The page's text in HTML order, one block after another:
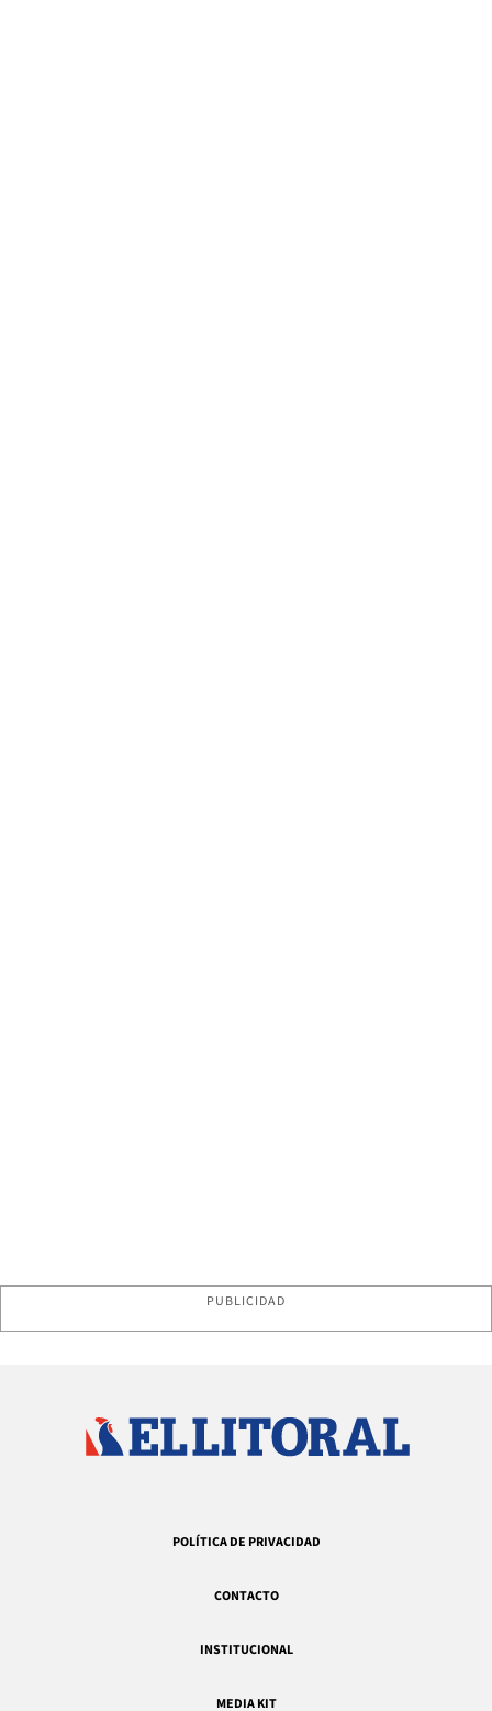
PUBLICIDAD
POLÍTICA DE PRIVACIDAD
CONTACTO
INSTITUCIONAL
MEDIA KIT